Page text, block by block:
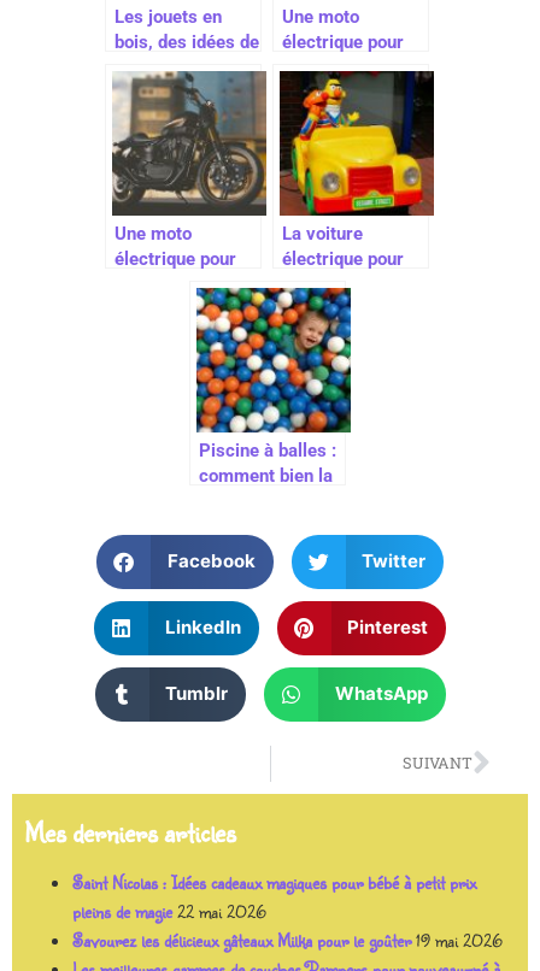
Les jouets en
bois, des idées de
cadeaux
novatrices
Une moto
électrique pour
votre futur rider
Une moto
électrique pour
votre futur rider
La voiture
électrique pour
enfant : la
garantie de
beaucoup de
plaisirs pour un
enfant
Piscine à balles :
comment bien la
Facebook Twitter
LinkedIn Pinterest
Tumblr WhatsApp
SUIVANT
Mes derniers articles
Saint Nicolas : Idées cadeaux magiques pour bébé à petit prix
pleins de magie22 mai 2026
Savourez les délicieux gâteaux Milka pour le goûter19 mai 2026